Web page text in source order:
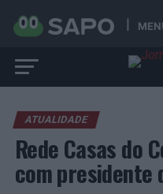
ATUALIDADE
Rede Casas do
com presidente